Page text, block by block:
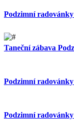
Podzimní
Taneční zábava
Podzimní
Podzimní